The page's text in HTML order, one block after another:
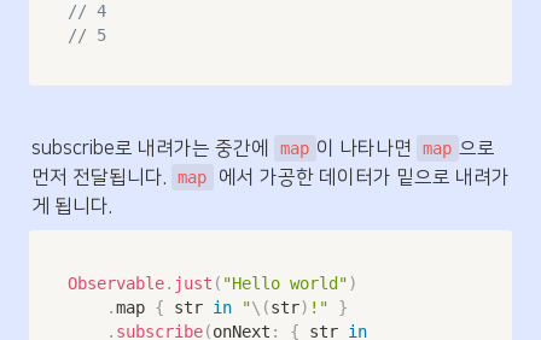
// 4
// 5
subscribe로 내려가는 중간에 map 이 나타나면 map 으로
먼저 전달됩니다.
map
에서 가공한 데이터가 밑으로 내려가
게 됩니다.
Observable. just ( "Hello world")
.map { str in "\(str) !"
}
. subscribe(onNext : { str in